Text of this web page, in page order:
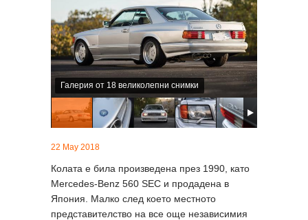
Галерия от 18 великолепни снимки
22 May 2018
Колата е била произведена през 1990, като
Mercedes-Benz 560 SEC и продадена в
Япония. Малко след което местното
представителство на все още независимия